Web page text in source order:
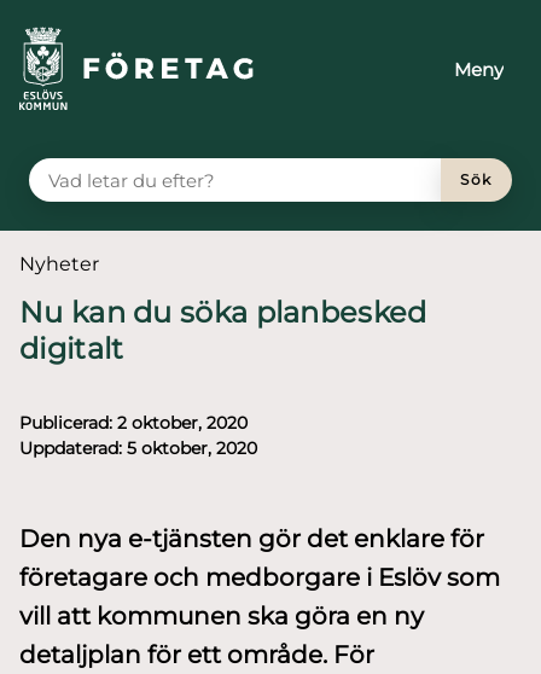
till innehåll
huvudmeny
Meny
VAD LETAR DU EFTER?
Sök
Du är här:
Nyheter
Nu kan du söka planbesked
digitalt
Publicerad: 2 oktober, 2020
Uppdaterad: 5 oktober, 2020
Den nya e-tjänsten gör det enklare för
företagare och medborgare i Eslöv som
vill att kommunen ska göra en ny
detaljplan för ett område. För